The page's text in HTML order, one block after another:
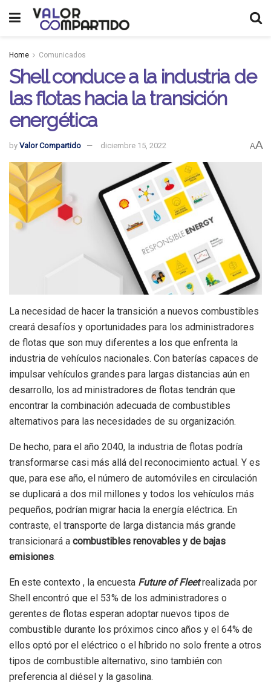
Home Comunicados
Shell conduce a la industria de
las flotas hacia la transición
energética
by Valor Compartido diciembre 15, 2022 AA
La necesidad de hacer la transición a nuevos combustibles
creará desafíos y oportunidades para los administradores
de flotas que son muy diferentes a los que enfrenta la
industria de vehículos nacionales. Con baterías capaces de
impulsar vehículos grandes para largas distancias aún en
desarrollo, los ad ministradores de flotas tendrán que
encontrar la combinación adecuada de combustibles
alternativos para las necesidades de su organización.
De hecho, para el año 2040, la industria de flotas podría
transformarse casi más allá del reconocimiento actual. Y es
que, para ese año, el número de automóviles en circulación
se duplicará a dos mil millones y todos los vehículos más
pequeños, podrían migrar hacia la energía eléctrica. En
contraste, el transporte de larga distancia más grande
transicionará a combustibles renovables y de bajas
emisiones.
En este contexto , la encuesta Future of Fleetrealizada por
Shell encontró que el 53% de los administradores o
gerentes de flotas esperan adoptar nuevos tipos de
combustible durante los próximos cinco años y el 64% de
ellos optó por el eléctrico o el híbrido no solo frente a otros
tipos de combustible alternativo, sino también con
preferencia al diésel y la gasolina.